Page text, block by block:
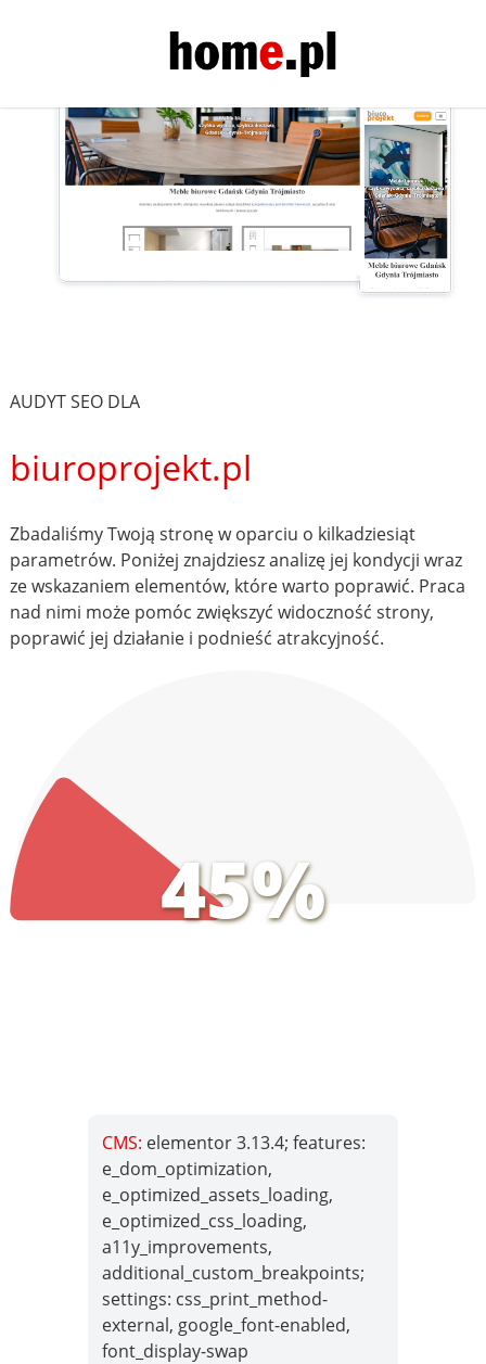
AUDYT SEO DLA
biuroprojekt.pl
Zbadaliśmy Twoją stronę w oparciu o kilkadziesiąt
parametrów. Poniżej znajdziesz analizę jej kondycji wraz
ze wskazaniem elementów, które warto poprawić. Praca
nad nimi może pomóc zwiększyć widoczność strony,
poprawić jej działanie i podnieść atrakcyjność.
45%
CMS: elementor 3.13.4; features:
e_dom_optimization,
e_optimized_assets_loading,
e_optimized_css_loading,
a11y_improvements,
additional_custom_breakpoints;
settings: css_print_method-
external, google_font-enabled,
font_display-swap